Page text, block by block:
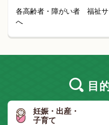
各高齢者・障がい者 福祉サ
へ
目
妊娠・出産・
子育て